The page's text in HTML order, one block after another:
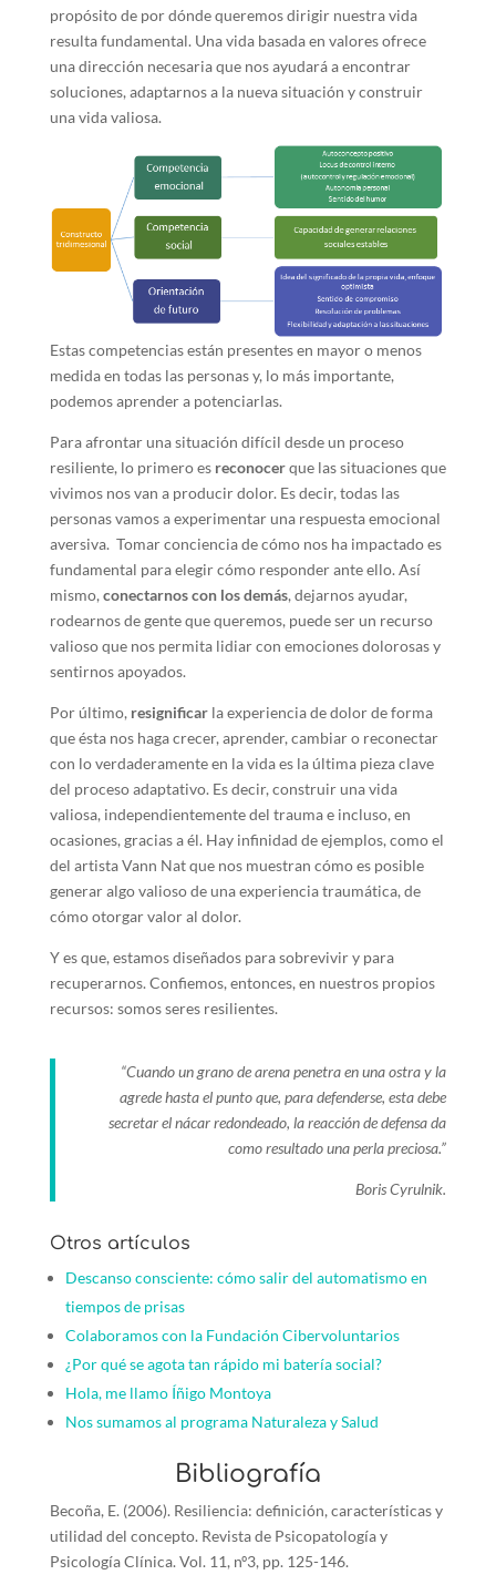
propósito de por dónde queremos dirigir nuestra vida
resulta fundamental. Una vida basada en valores ofrece
una dirección necesaria que nos ayudará a encontrar
soluciones, adaptarnos a la nueva situación y construir
una vida valiosa.
Estas competencias están presentes en mayor o menos
medida en todas las personas y, lo más importante,
podemos aprender a potenciarlas.
Para afrontar una situación difícil desde un proceso
resiliente, lo primero es reconocerque las situaciones que
vivimos nos van a producir dolor. Es decir, todas las
personas vamos a experimentar una respuesta emocional
aversiva. Tomar conciencia de cómo nos ha impactado es
fundamental para elegir cómo responder ante ello. Así
mismo, conectarnos con los demás, dejarnos ayudar,
rodearnos de gente que queremos, puede ser un recurso
valioso que nos permita lidiar con emociones dolorosas y
sentirnos apoyados.
Por último, resignificarla experiencia de dolor de forma
que ésta nos haga crecer, aprender, cambiar o reconectar
con lo verdaderamente en la vida es la última pieza clave
del proceso adaptativo. Es decir, construir una vida
valiosa, independientemente del trauma e incluso, en
ocasiones, gracias a él. Hay infinidad de ejemplos, como el
del artista Vann Nat que nos muestran cómo es posible
generar algo valioso de una experiencia traumática, de
cómo otorgar valor al dolor.
Y es que, estamos diseñados para sobrevivir y para
recuperarnos. Confiemos, entonces, en nuestros propios
recursos: somos seres resilientes.
“Cuando un grano de arena penetra en una ostra y la
agrede hasta el punto que, para defenderse, esta debe
secretar el nácar redondeado, la reacción de defensa da
como resultado una perla preciosa.”
Boris Cyrulnik.
Otros artículos
Descanso consciente: cómo salir del automatismo en
tiempos de prisas
Colaboramos con la Fundación Cibervoluntarios
¿Por qué se agota tan rápido mi batería social?
Hola, me llamo Íñigo Montoya
Nos sumamos al programa Naturaleza y Salud
Bibliografía
Becoña, E. (2006). Resiliencia: definición, características y
utilidad del concepto. Revista de Psicopatología y
Psicología Clínica. Vol. 11, nº3, pp. 125-146.